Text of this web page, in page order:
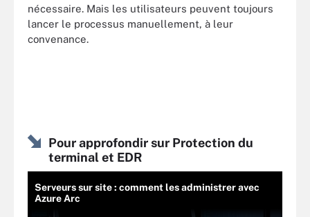
nécessaire. Mais les utilisateurs peuvent toujours
lancer le processus manuellement, à leur
convenance.
Pour approfondir sur Protection du
terminal et EDR
Serveurs sur site : comment les administrer avec
Azure Arc